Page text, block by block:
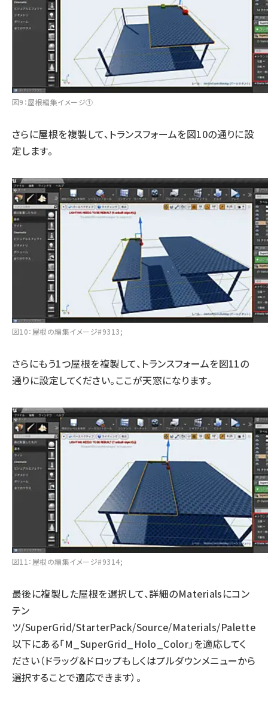
図9：屋根編集イメージ①
さらに屋根を複製して、トランスフォームを図10の通りに設
定します。
図10：屋根の編集イメージ#9313;
さらにもう1つ屋根を複製して、トランスフォームを図11の
通りに設定してください。ここが天窓になります。
図11：屋根の編集イメージ#9314;
最後に複製した屋根を選択して、詳細のMaterialsにコン
テン
ツ/SuperGrid/StarterPack/Source/Materials/Palette
以下にある「M_SuperGrid_Holo_Color」を適応してく
ださい（ドラッグ＆ドロップもしくはプルダウンメニューから
選択することで適応できます）。